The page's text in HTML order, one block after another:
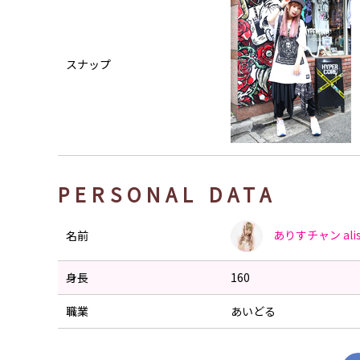
スナップ
PERSONAL DATA
名前 ありすチャン
身長 160
職業 あいどる